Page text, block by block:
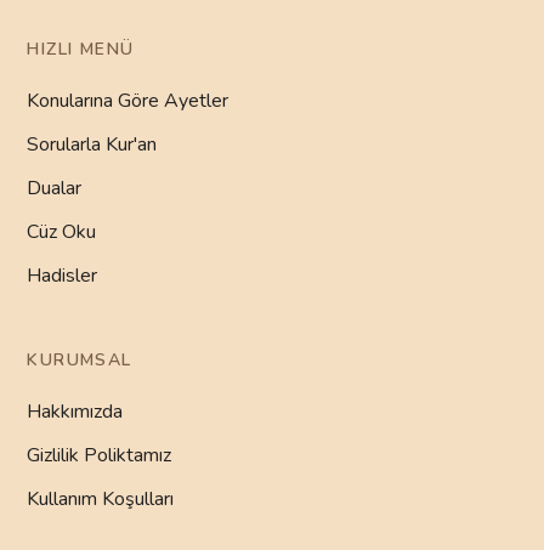
HIZLI MENÜ
Konularına Göre Ayetler
Sorularla Kur'an
Dualar
Cüz Oku
Hadisler
KURUMSAL
Hakkımızda
Gizlilik Poliktamız
Kullanım Koşulları